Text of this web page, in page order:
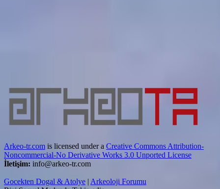
Arkeo-tr.com is licensed under a Creative Commons Attribution-
Noncommercial-No Derivative Works 3.0 Unported License
İletişim: info@arkeo-tr.com
Gocekten Dogal & Atolye | Arkeoloji Forumu